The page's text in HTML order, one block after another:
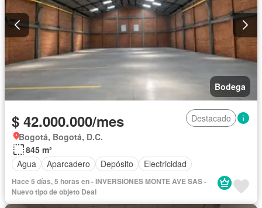
Bodega
$ 42.000.000/mes
Destacado
Bogotá, Bogotá, D.C.
845 m²
Agua
Aparcadero Depósito Electricidad
Hace 5 días, 5 horas en - INVERSIONES MONTE AVE SAS -
Nuevo tipo de objeto Deal